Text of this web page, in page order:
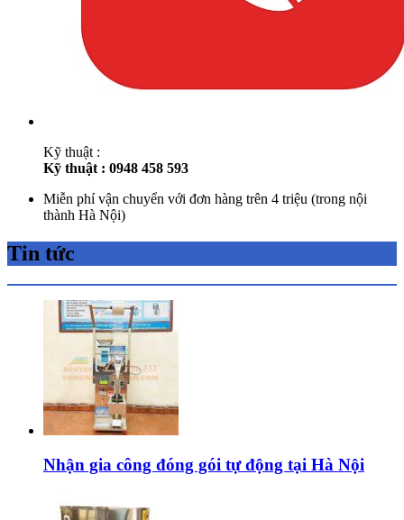
Kỹ thuật :
Kỹ thuật : 0948 458 593
Miễn phí vận chuyển với đơn hàng trên 4 triệu (trong nội
thành Hà Nội)
Tin tức
Nhận gia công đóng gói tự động tại Hà Nội